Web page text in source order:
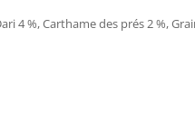
4 %, Carthame des prés 2 %,